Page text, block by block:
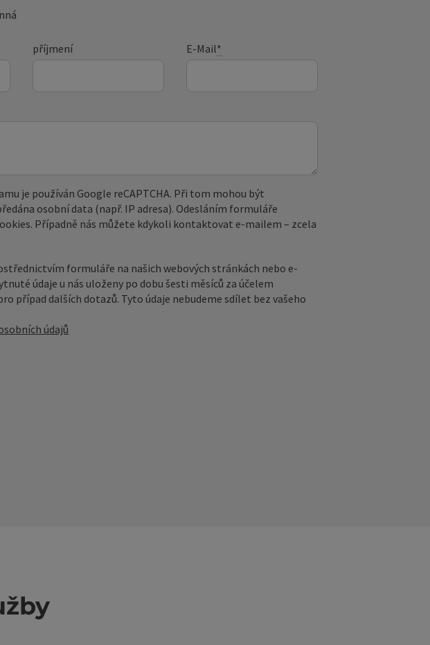
příjmení E-Mail*
je používán Google reCAPTCHA. Při tom mohou být
osobní data (např. IP adresa). Odesláním formuláře
Případně nás můžete kdykoli kontaktovat e‑mailem – zcela
formuláře na našich webových stránkách nebo e-
údaje u nás uloženy po dobu šesti měsíců za účelem
případ dalších dotazů. Tyto údaje nebudeme sdílet bez vašeho
údajů